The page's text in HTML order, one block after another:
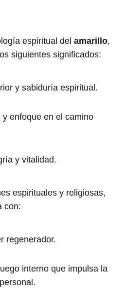
espiritual del amarillo,
siguientes significados:
y sabiduría espiritual.
y enfoque en el camino
y vitalidad.
espirituales y religiosas,
con:
regenerador.
interno que impulsa la